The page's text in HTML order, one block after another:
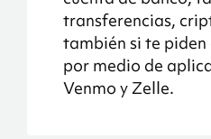
transferencias,
también si te piden
por medio de
Venmo y Zelle.